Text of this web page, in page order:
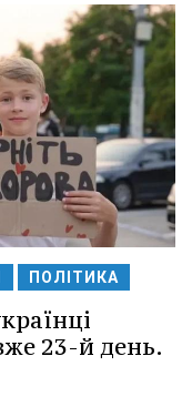
ПОЛІТИКА
23-й день.